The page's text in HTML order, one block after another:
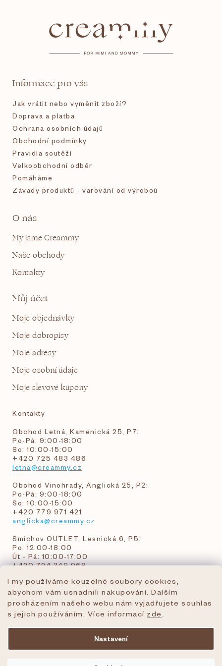
I my používáme kouzelné soubory cookies,
abychom vám usnadnili nakupování. Dalším
procházením našeho webu nám vyjadřujete souhlas
s jejich používáním. Více informací zde
Nastavení
Informace pro vás
Jak vrátit nebo vyměnit zboží?
Doprava a platba
Ochrana osobních údajů
Obchodní podmínky
Pravidla soutěží
Velkoobchodní odběr
Pomáháme
Závady produktů - varování od výrobců
O nás
My jsme Creammy
Naše obchody
Kontakty
Můj účet
Moje objednávky
Moje dobropisy
Moje adresy
Moje osobní údaje
Moje slevové kupóny
Kontakty
Obchod Letná, Kamenická 25, P7:
Po-Pá: 9:00-18:00
So: 10:00-15:00
+420 725 483 486
letna@creammy.cz
Obchod Vinohrady, Anglická 25, P2:
Po-Pá: 9:00-18:00
So: 10:00-15:00
+420 779 971 421
anglicka@creammy.cz
Smíchov OUTLET, Lesnická 6, P5:
Po: 12:00-18:00
Út - Pá: 10:00-17:00
+420 724 349 968
objednavky@creammy.cz
tel:+420 724 349 968